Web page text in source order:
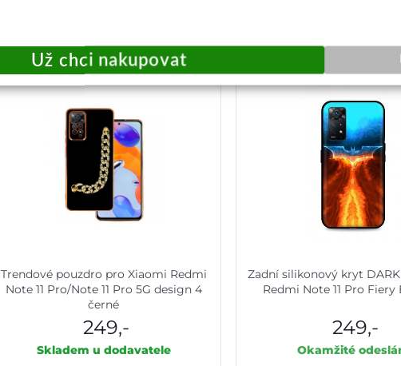
Trendové pouzdro pro Xiaomi Redmi
Note 11 Pro/Note 11 Pro 5G design 4
černé
249,-
Skladem u dodavatele
Zadní silikonový kryt
Redmi Note 11 Pro
249,-
Okamžité